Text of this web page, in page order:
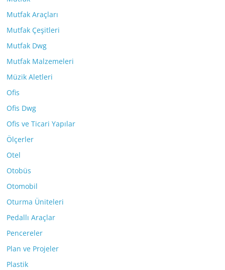
Mutfak Araçları
Mutfak Çeşitleri
Mutfak Dwg
Mutfak Malzemeleri
Müzik Aletleri
Ofis
Ofis Dwg
Ofis ve Ticari Yapılar
Ölçerler
Otel
Otobüs
Otomobil
Oturma Üniteleri
Pedallı Araçlar
Pencereler
Plan ve Projeler
Plastik